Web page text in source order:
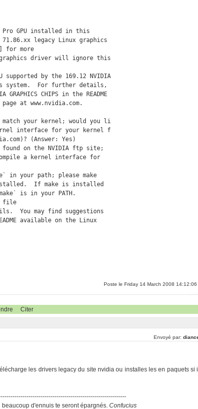
Pro GPU installed in this
legacy Linux graphics
] for more
driver will ignore this
supported by the 169.12 NVIDIA
system.  For further details,
GRAPHICS CHIPS in the README
at www.nvidia.com.
match your kernel; would you li
interface for your kernel f
(Answer: Yes)
found on the NVIDIA ftp site;
a kernel interface for
in your path; please make
If make is installed
is in your PATH.
file
You may find suggestions
available on the Linux
Poste le Friday 14 March 2008 14:12:06
Citer
Envoyé par:
les drivers legacy du site nvidia ou installes les en paquets si
beaucoup d'ennuis te seront épargnés.Confucius